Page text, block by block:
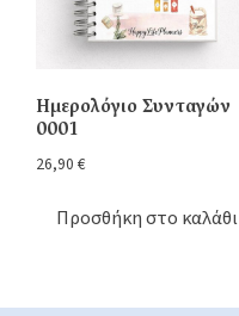
Ημερολόγιο Συνταγών
0001
26,90 €
Προσθήκη στο καλάθι